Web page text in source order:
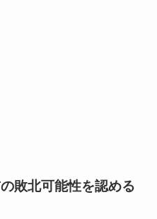
敗北可能性を認める